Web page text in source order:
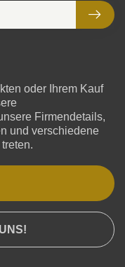
oder Ihrem Kauf
Firmendetails,
und verschiedene